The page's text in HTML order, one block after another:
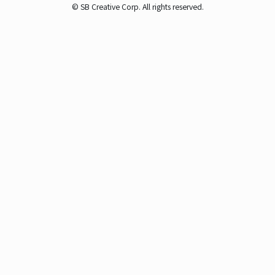
© SB Creative Corp. All rights reserved.